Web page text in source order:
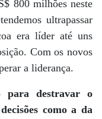
800 milhões neste
ultrapassar
era líder até uns
Com os novos
a liderança.
para destravar o
como a da